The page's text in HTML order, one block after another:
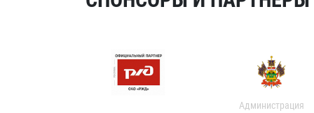
Администрация